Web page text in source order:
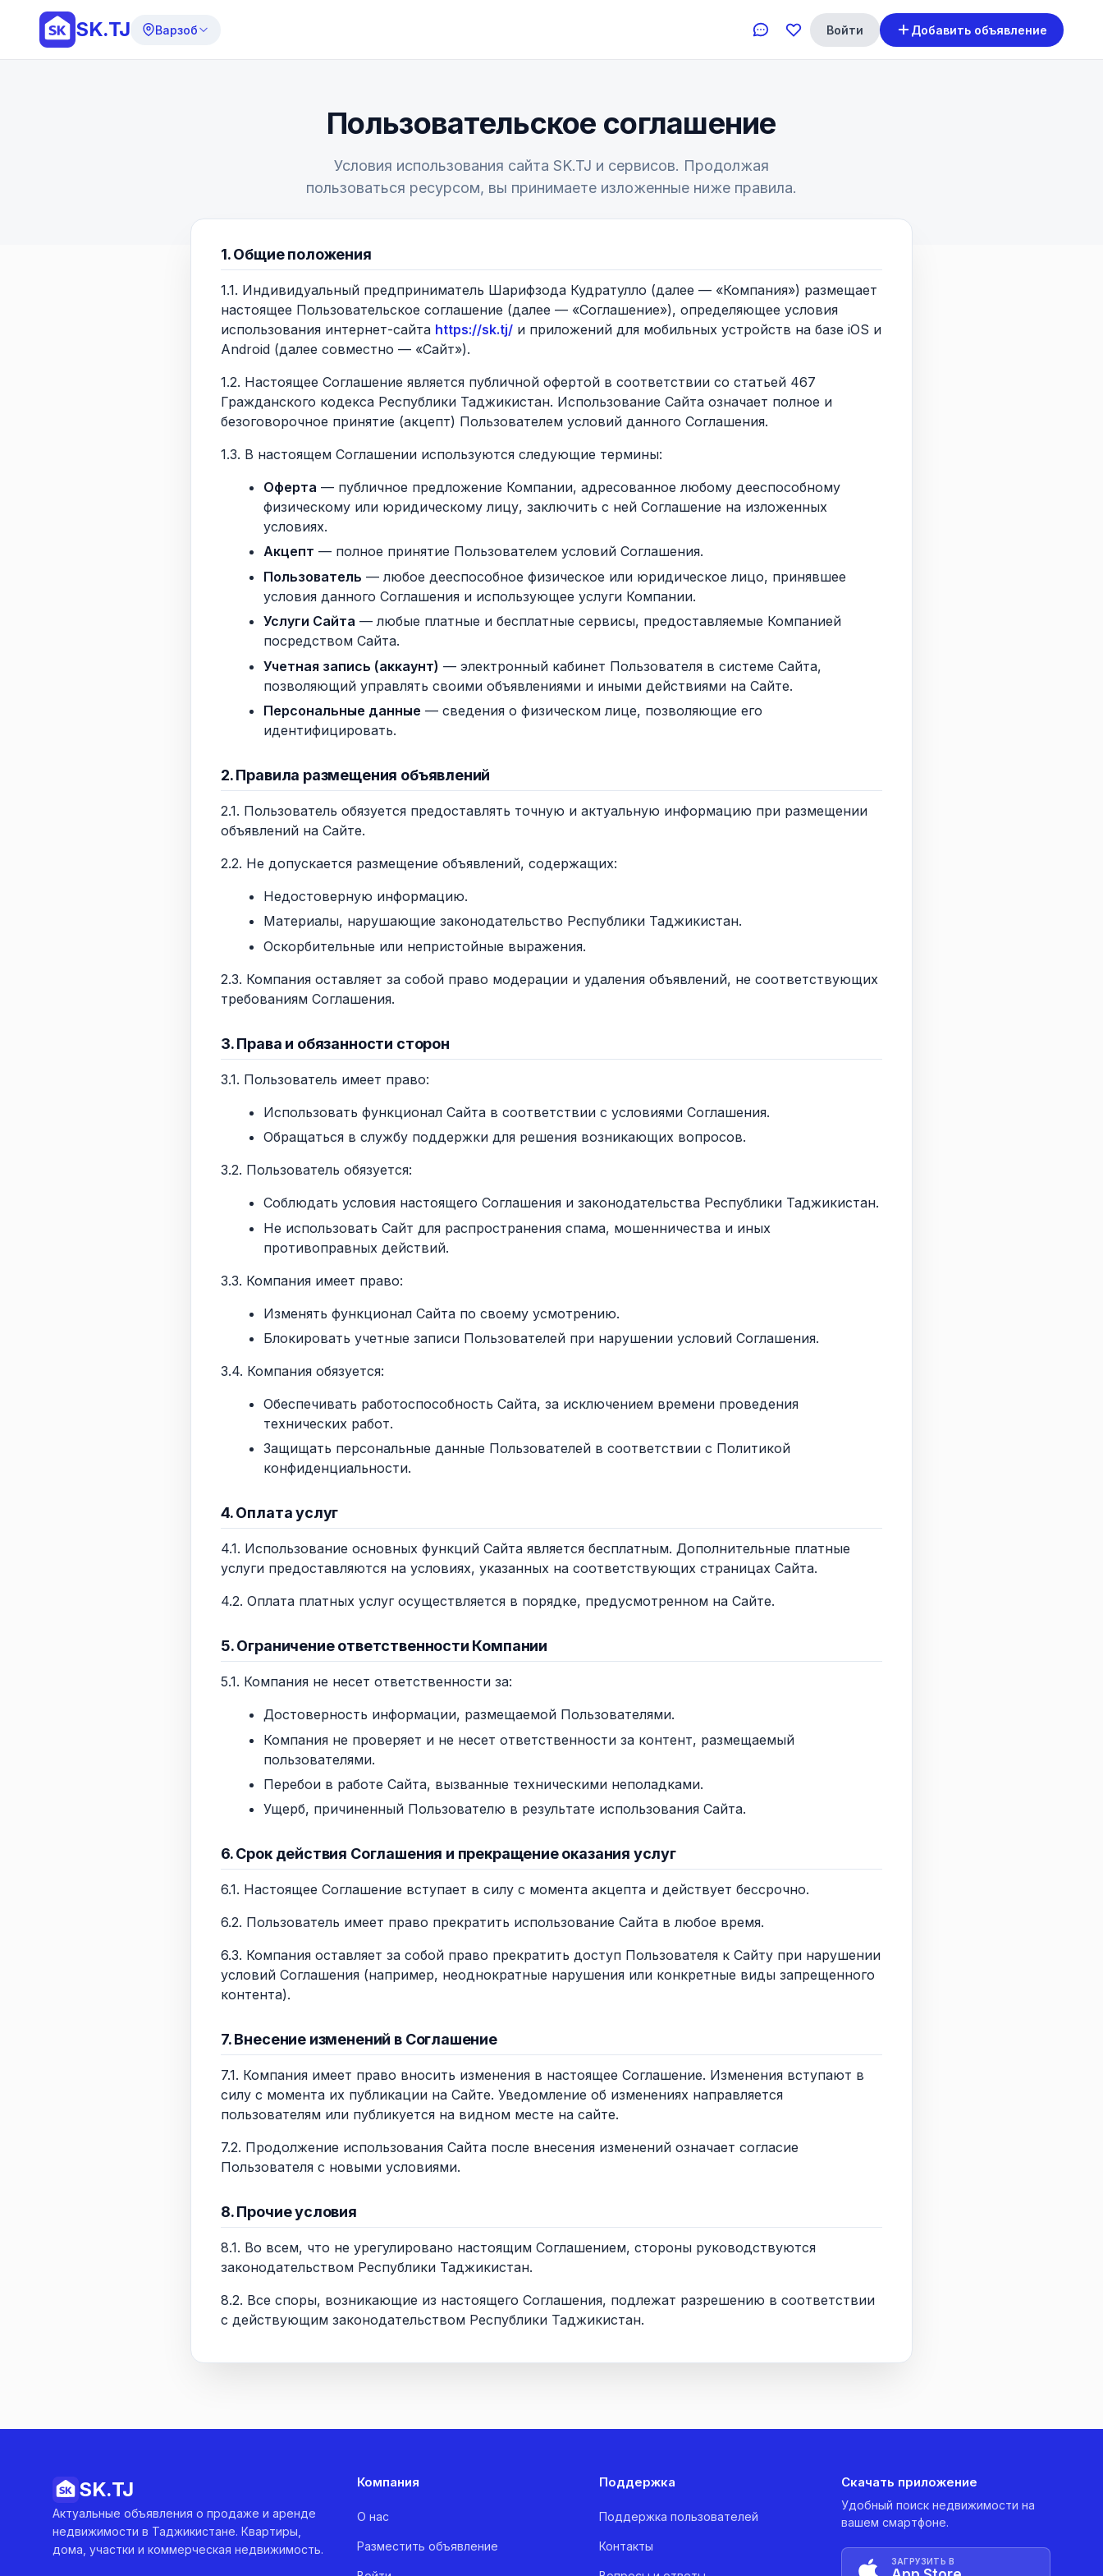
SK.TJ Варзоб Войти Добавить объявление
Пользовательское соглашение
Условия использования сайта SK.TJ и сервисов. Продолжая
пользоваться ресурсом, вы принимаете изложенные ниже правила.
1. Общие положения
1.1. Индивидуальный предприниматель Шарифзода Кудратулло (далее — «Компания») размещает
настоящее Пользовательское соглашение (далее — «Соглашение»), определяющее условия
использования интернет-сайта https://sk.tj/ и приложений для мобильных устройств на базе iOS и
Android (далее совместно — «Сайт»).
1.2. Настоящее Соглашение является публичной офертой в соответствии со статьей 467
Гражданского кодекса Республики Таджикистан. Использование Сайта означает полное и
безоговорочное принятие (акцепт) Пользователем условий данного Соглашения.
1.3. В настоящем Соглашении используются следующие термины:
Оферта — публичное предложение Компании, адресованное любому дееспособному
физическому или юридическому лицу, заключить с ней Соглашение на изложенных
условиях.
Акцепт — полное принятие Пользователем условий Соглашения.
Пользователь — любое дееспособное физическое или юридическое лицо, принявшее
условия данного Соглашения и использующее услуги Компании.
Услуги Сайта — любые платные и бесплатные сервисы, предоставляемые Компанией
посредством Сайта.
Учетная запись (аккаунт) — электронный кабинет Пользователя в системе Сайта,
позволяющий управлять своими объявлениями и иными действиями на Сайте.
Персональные данные — сведения о физическом лице, позволяющие его
идентифицировать.
2. Правила размещения объявлений
2.1. Пользователь обязуется предоставлять точную и актуальную информацию при размещении
объявлений на Сайте.
2.2. Не допускается размещение объявлений, содержащих:
Недостоверную информацию.
Материалы, нарушающие законодательство Республики Таджикистан.
Оскорбительные или непристойные выражения.
2.3. Компания оставляет за собой право модерации и удаления объявлений, не соответствующих
требованиям Соглашения.
3. Права и обязанности сторон
3.1. Пользователь имеет право:
Использовать функционал Сайта в соответствии с условиями Соглашения.
Обращаться в службу поддержки для решения возникающих вопросов.
3.2. Пользователь обязуется:
Соблюдать условия настоящего Соглашения и законодательства Республики Таджикистан.
Не использовать Сайт для распространения спама, мошенничества и иных
противоправных действий.
3.3. Компания имеет право:
Изменять функционал Сайта по своему усмотрению.
Блокировать учетные записи Пользователей при нарушении условий Соглашения.
3.4. Компания обязуется:
Обеспечивать работоспособность Сайта, за исключением времени проведения
технических работ.
Защищать персональные данные Пользователей в соответствии с Политикой
конфиденциальности.
4. Оплата услуг
4.1. Использование основных функций Сайта является бесплатным. Дополнительные платные
услуги предоставляются на условиях, указанных на соответствующих страницах Сайта.
4.2. Оплата платных услуг осуществляется в порядке, предусмотренном на Сайте.
5. Ограничение ответственности Компании
5.1. Компания не несет ответственности за:
Достоверность информации, размещаемой Пользователями.
Компания не проверяет и не несет ответственности за контент, размещаемый
пользователями.
Перебои в работе Сайта, вызванные техническими неполадками.
Ущерб, причиненный Пользователю в результате использования Сайта.
6. Срок действия Соглашения и прекращение оказания услуг
6.1. Настоящее Соглашение вступает в силу с момента акцепта и действует бессрочно.
6.2. Пользователь имеет право прекратить использование Сайта в любое время.
6.3. Компания оставляет за собой право прекратить доступ Пользователя к Сайту при нарушении
условий Соглашения (например, неоднократные нарушения или конкретные виды запрещенного
контента).
7. Внесение изменений в Соглашение
7.1. Компания имеет право вносить изменения в настоящее Соглашение. Изменения вступают в
силу с момента их публикации на Сайте. Уведомление об изменениях направляется
пользователям или публикуется на видном месте на сайте.
7.2. Продолжение использования Сайта после внесения изменений означает согласие
Пользователя с новыми условиями.
8. Прочие условия
8.1. Во всем, что не урегулировано настоящим Соглашением, стороны руководствуются
законодательством Республики Таджикистан.
8.2. Все споры, возникающие из настоящего Соглашения, подлежат разрешению в соответствии
с действующим законодательством Республики Таджикистан.
SK.TJ
Актуальные объявления о продаже и аренде
недвижимости в Таджикистане. Квартиры,
дома, участки и коммерческая недвижимость.
Компания
О нас
Разместить объявление
Поддержка
Поддержка пользователей
Контакты
Скачать приложение
Удобный поиск недвижимости на
вашем смартфоне.
ЗАГРУЗИТЬ В